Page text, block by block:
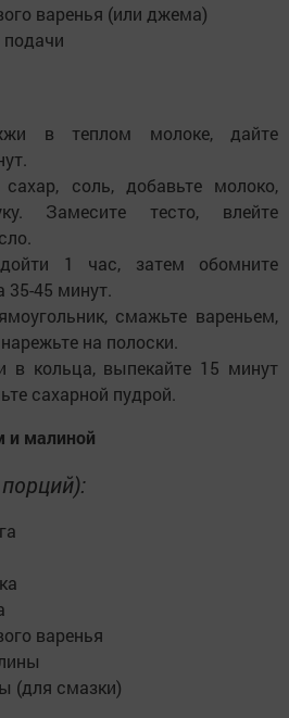
варенья (или джема)
подачи
в теплом молоке, дайте
соль, добавьте молоко,
Замесите тесто, влейте
1 час, затем обомните
35-45 минут.
смажьте вареньем,
на полоски.
в кольца, выпекайте 15 минут
сахарной пудрой.
и малиной
варенья
(для смазки)